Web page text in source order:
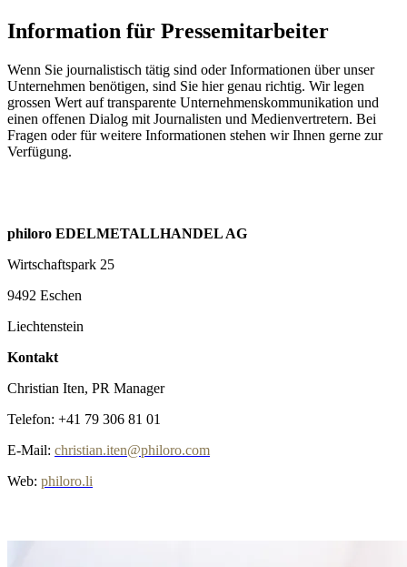
Information für Pressemitarbeiter
Wenn Sie journalistisch tätig sind oder Informationen über unser
Unternehmen benötigen, sind Sie hier genau richtig. Wir legen
grossen Wert auf transparente Unternehmenskommunikation und
einen offenen Dialog mit Journalisten und Medienvertretern. Bei
Fragen oder für weitere Informationen stehen wir Ihnen gerne zur
Verfügung.
philoro EDELMETALLHANDEL AG
Wirtschaftspark 25
9492 Eschen
Liechtenstein
Kontakt
Christian Iten, PR Manager
Telefon: +41 79 306 81 01
E-Mail: christian.iten@philoro.com
Web: philoro.li